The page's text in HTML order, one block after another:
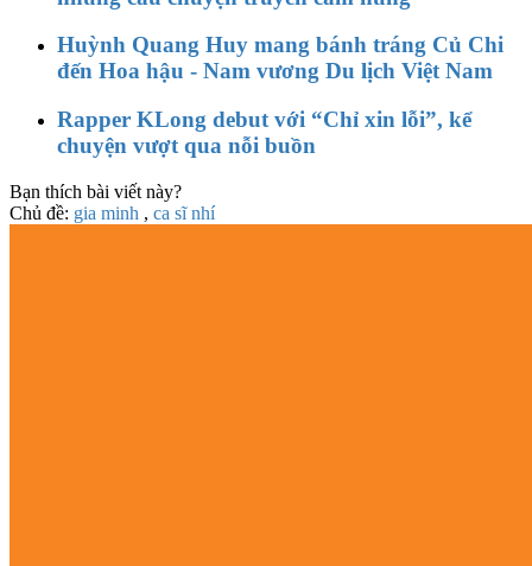
Huỳnh Quang Huy mang bánh tráng Củ Chi
đến Hoa hậu - Nam vương Du lịch Việt Nam
Rapper KLong debut với “Chỉ xin lỗi”, kể
chuyện vượt qua nỗi buồn
Bạn thích bài viết này?
Chủ đề: gia minh , ca sĩ nhí